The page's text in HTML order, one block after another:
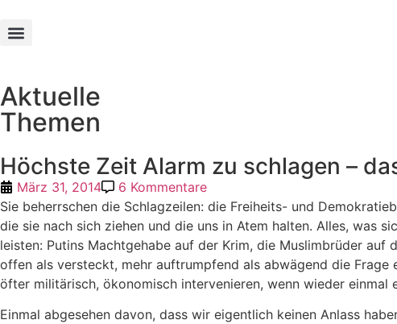
Aktuelle
Themen
Höchste Zeit Alarm zu schlagen –
März 31, 2014
6 Kommentare
Sie beherrschen die Schlagzeilen: die Freiheits- und
die sie nach sich ziehen und die uns in Atem halten. Alles, was
leisten: Putins Machtgehabe auf der Krim, die Muslimbrüder
offen als versteckt, mehr auftrumpfend als abwägend die
öfter militärisch, ökonomisch intervenieren, wenn wieder
Einmal abgesehen davon, dass wir eigentlich keinen Anlass